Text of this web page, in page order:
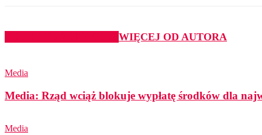
WIĘCEJ OD AUTORA
Media
Media: Rząd wciąż blokuje wypłatę środków dla
Media